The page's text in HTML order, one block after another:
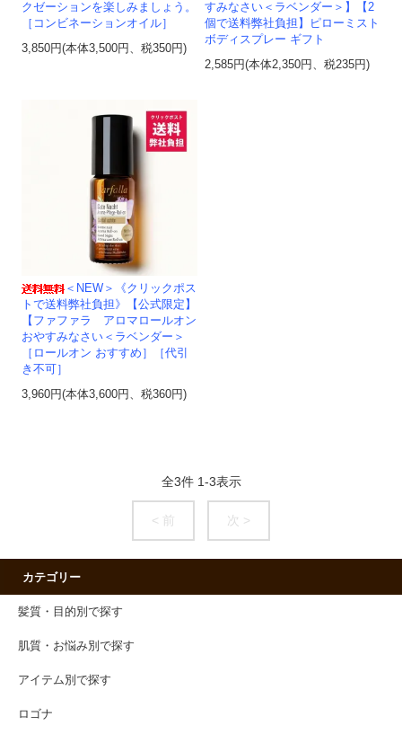
クゼーションを楽しみましょう。
［コンビネーションオイル］
3,850円(本体3,500円、税350円)
すみなさい＜ラベンダー＞】【2
個で送料弊社負担】ピローミスト
ボディスプレー ギフト
2,585円(本体2,350円、税235円)
＜NEW＞《クリックポス
トで送料弊社負担》【公式限定】
【ファファラ アロマロールオン
おやすみなさい＜ラベンダー＞
［ロールオン おすすめ］［代引
き不可］
3,960円(本体3,600円、税360円)
全3件 1-3表示
< 前 次 >
カテゴリー
髪質・目的別で探す
肌質・お悩み別で探す
アイテム別で探す
ロゴナ